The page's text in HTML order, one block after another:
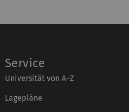
Service
Universität von A–Z
Lagepläne